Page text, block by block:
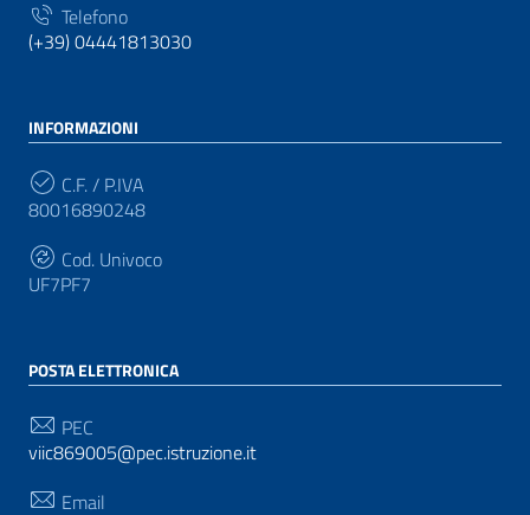
Telefono
(+39) 04441813030
INFORMAZIONI
C.F. / P.IVA
80016890248
Cod. Univoco
UF7PF7
POSTA ELETTRONICA
PEC
viic869005@pec.istruzione.it
Email